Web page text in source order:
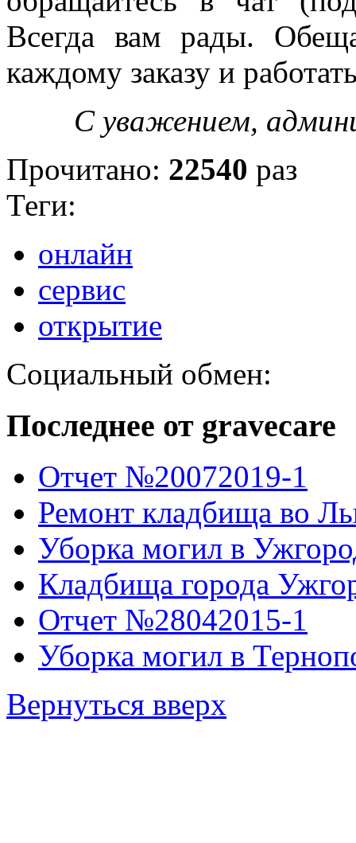
Всегда вам рады.
каждому заказу и
С уважением,
Прочитано: 22540 раз
Теги:
онлайн
сервис
открытие
Социальный обмен:
Последнее от gravecare
Отчет №20072019-1
Ремонт кладбища во
Уборка могил в
Кладбища города
Отчет №28042015-1
Уборка могил в
Вернуться вверх